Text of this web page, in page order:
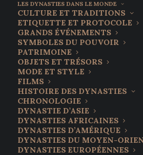
LES DYNASTIES DANS LE MONDE
CULTURE ET TRADITIONS
ETIQUETTE ET PROTOCOLE
GRANDS ÉVÉNEMENTS
SYMBOLES DU POUVOIR
PATRIMOINE
OBJETS ET TRÉSORS
MODE ET STYLE
FILMS
HISTOIRE DES DYNASTIES
CHRONOLOGIE
DYNASTIE D’ASIE
DYNASTIES AFRICAINES
DYNASTIES D’AMÉRIQUE
DYNASTIES DU MOYEN-
DYNASTIES EUROPÉENNES
19 avril 2022
Les Obrénovitch,
royale de Serbie